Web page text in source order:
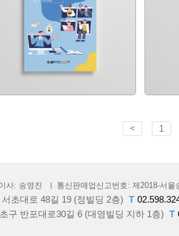
< 1
사: 송영진 통신판매업신고번호: 제2018-서울
초대로 48길 19 (정빌딩 2층) T
구 반포대로30길 6 (대영빌딩 지하 1층) T